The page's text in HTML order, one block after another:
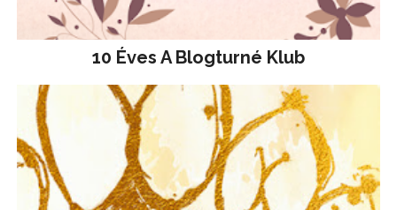
10 Éves A Blogturné Klub